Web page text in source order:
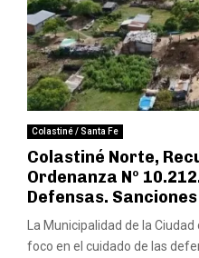
Colastiné / Santa Fe
Colastiné Norte,
Ordenanza Nº
Defensas. Sanciones
La Municipalidad de la
foco en el cuidado de las